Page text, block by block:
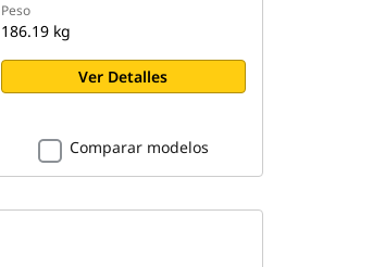
Peso
186.19 kg
Ver Detalles
Comparar modelos